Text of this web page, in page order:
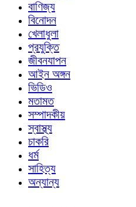
বাণিজ্য
বিনোদন
খেলাধুলা
প্রযুক্তি
জীবনযাপন
আইন অঙ্গন
ভিডিও
মতামত
সম্পাদকীয়
স্বাস্থ্য
চাকরি
ধর্ম
সাহিত্য
অন্যান্য